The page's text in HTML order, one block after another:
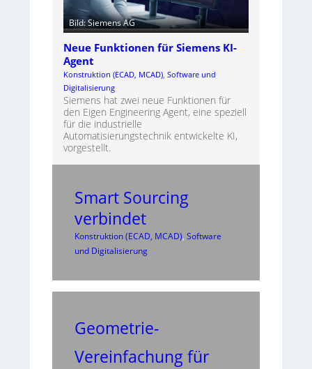
Bild: Siemens AG
Neue Funktionen für Siemens KI-
Agent
Konstruktion (ECAD, MCAD), Software und
Digitalisierung
Siemens hat zwei neue Funktionen für
den Eigen Engineering Agent, eine speziell
für die industrielle
Automatisierungstechnik entwickelte KI,
vorgestellt.
Smart Sourcing
verbindet
Konstruktion (ECAD, MCAD), Software
und Digitalisierung
Geometrie-
Vereinfachung für